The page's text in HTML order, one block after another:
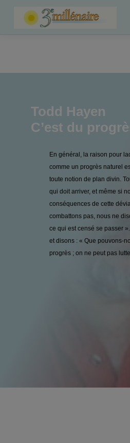
Todd Hayen
C’est du
En général, la raison pour
comme un progrès naturel
toute notion de plan divin.
qui doit arriver, et même si
conséquences de cette
combattons pas, nous ne
ce qui est censé se passer
et disons : « Que pouvons-
progrès ; on ne peut pas